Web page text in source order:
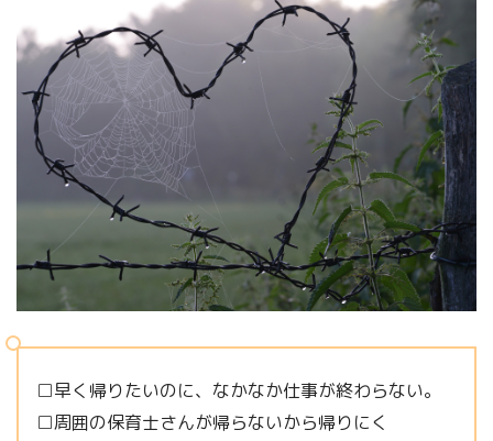
□早く帰りたいのに、なかなか仕事が終わらない。
□周囲の保育士さんが帰らないから帰りにく